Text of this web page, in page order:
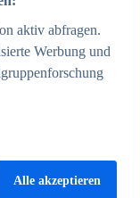
aktiv abfragen.
Werbung und
Alle akzeptieren